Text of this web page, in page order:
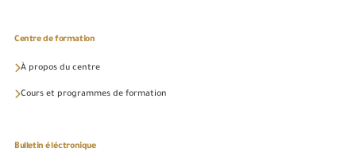
Centre de formation
À propos du centre
Cours et programmes de formation
Bulletin éléctronique